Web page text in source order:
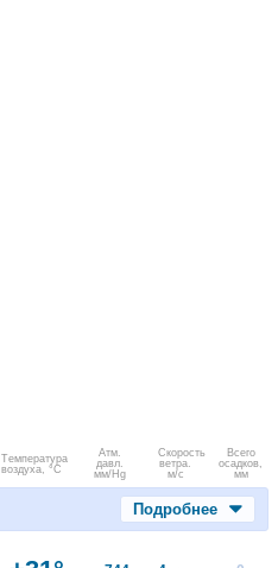
Температура
воздуха, °C
Атм.
давл.
мм/Hg
Скорость
ветра.
м/с
Всего
осадков,
мм
Подробнее